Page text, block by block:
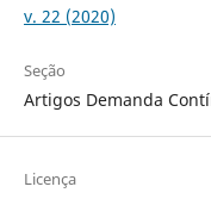
v. 22 (2020)
Seção
Artigos Demanda
Licença